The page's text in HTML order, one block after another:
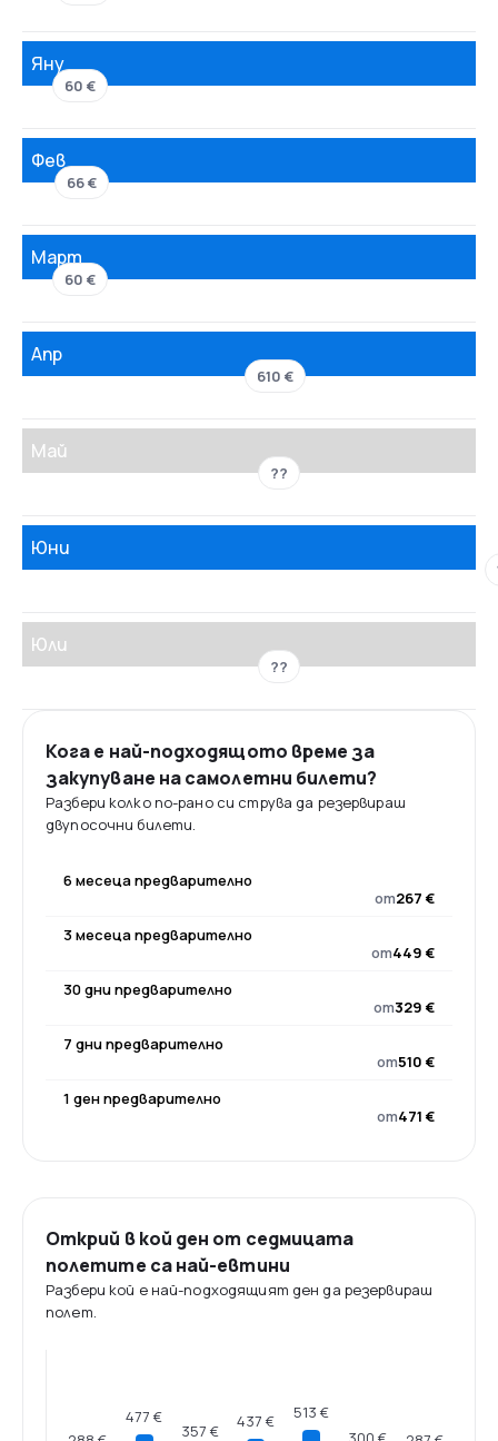
Яну
60 €
Фев
66 €
Март
60 €
Апр
610 €
Май
??
Юни
Юли
??
Кога е най-подходящото време за
закупуване на самолетни билети?
Разбери колко по-рано си струва да резервираш
двупосочни билети.
6 месеца предварително
от267 €
3 месеца предварително
от449 €
30 дни предварително
от329 €
7 дни предварително
от510 €
1 ден предварително
от471 €
Открий в кой ден от седмицата
полетите са най-евтини
Разбери кой е най-подходящият ден да резервираш
полет.
477 €
357 € 437 €
513 €